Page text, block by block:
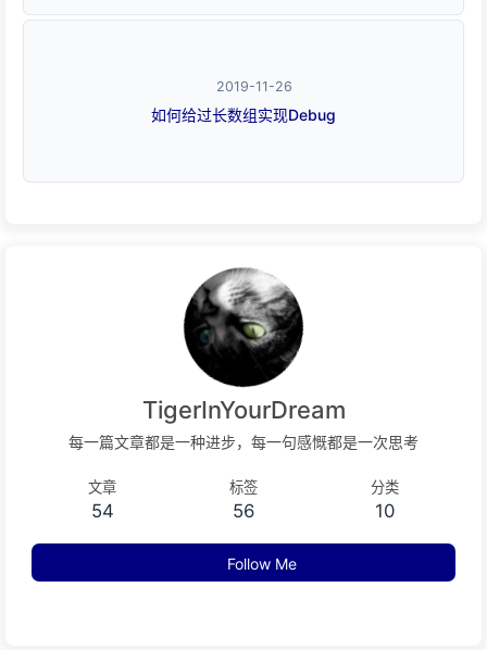
2019-11-26
如何给过长数组实现Debug
TigerInYourDream
每一篇文章都是一种进步，每一句感慨都是一次思考
文章
54
标签
56
分类
10
Follow Me